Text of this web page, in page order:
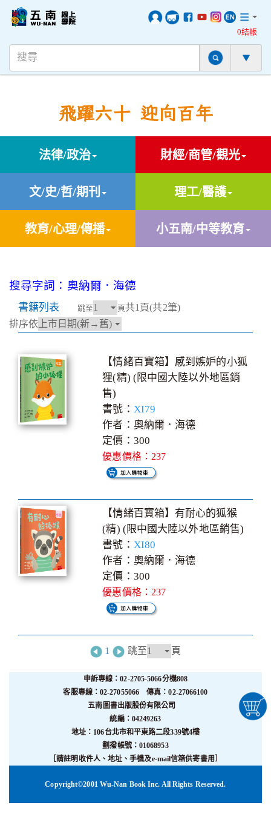
0結帳
飛躍六十 迎向百年
法律/政治 財經/商管/觀光
文/史/哲/期刊 理工/醫護
教育/心理/傳播 小五南/中等教育
搜尋字詞：奧納爾．海德
書籍列表 跳至 頁共1頁(共2筆)
排序依
【情緒百寶箱】感到嫉妒的小狐
狸(精) (限中國大陸以外地區銷
售)
書號： XI79
作者：奧納爾．海德
定價：300
優惠價格：237
【情緒百寶箱】有耐心的狐猴
(精) (限中國大陸以外地區銷售)
書號： XI80
作者：奧納爾．海德
定價：300
優惠價格：237
1 跳至 頁
申訴專線：02-2705-5066分機808
客服專線：02-27055066 傳真：02-27066100
五南圖書出版股份有限公司
統編：04249263
地址：106台北市和平東路二段339號4樓
劃撥帳號：01068953
［請註明收件人、地址、手機及e-mail信箱供寄書用］
Copyright©2001 Wu-Nan Book Inc. All Rights Reserved.